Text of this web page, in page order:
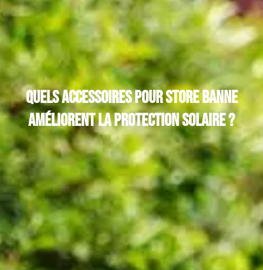
Quels accessoires pour store banne
améliorent la protection solaire ?